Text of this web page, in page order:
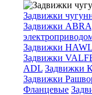
Задвижки
Задвижки ABRA
Задвижки
Задвижки
ADL Задвижки
Задвижки
Фланцевые